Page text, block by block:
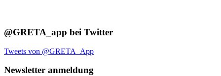
@GRETA_app bei Twitter
Tweets von @GRETA_App
Newsletter anmeldung